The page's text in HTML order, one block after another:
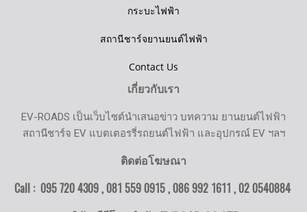
กระบะไฟฟ้า
สถานีชาร์จยานยนต์ไฟฟ้า
Contact Us
เกี่ยวกับเรา
EV-ROADS เป็นเว็บไซต์นำเสนอข่าว บทความ ยานยนต์ไฟฟ้า
สถานีชาร์จ EV แบตเตอรรี่รถยนต์ไฟฟ้า และอุปกรณ์ EV ฯลฯ
ติดต่อโฆษณา
Call : 095 720 4309 , 081 559 0915 , 086 992 1611 ,02 0540884